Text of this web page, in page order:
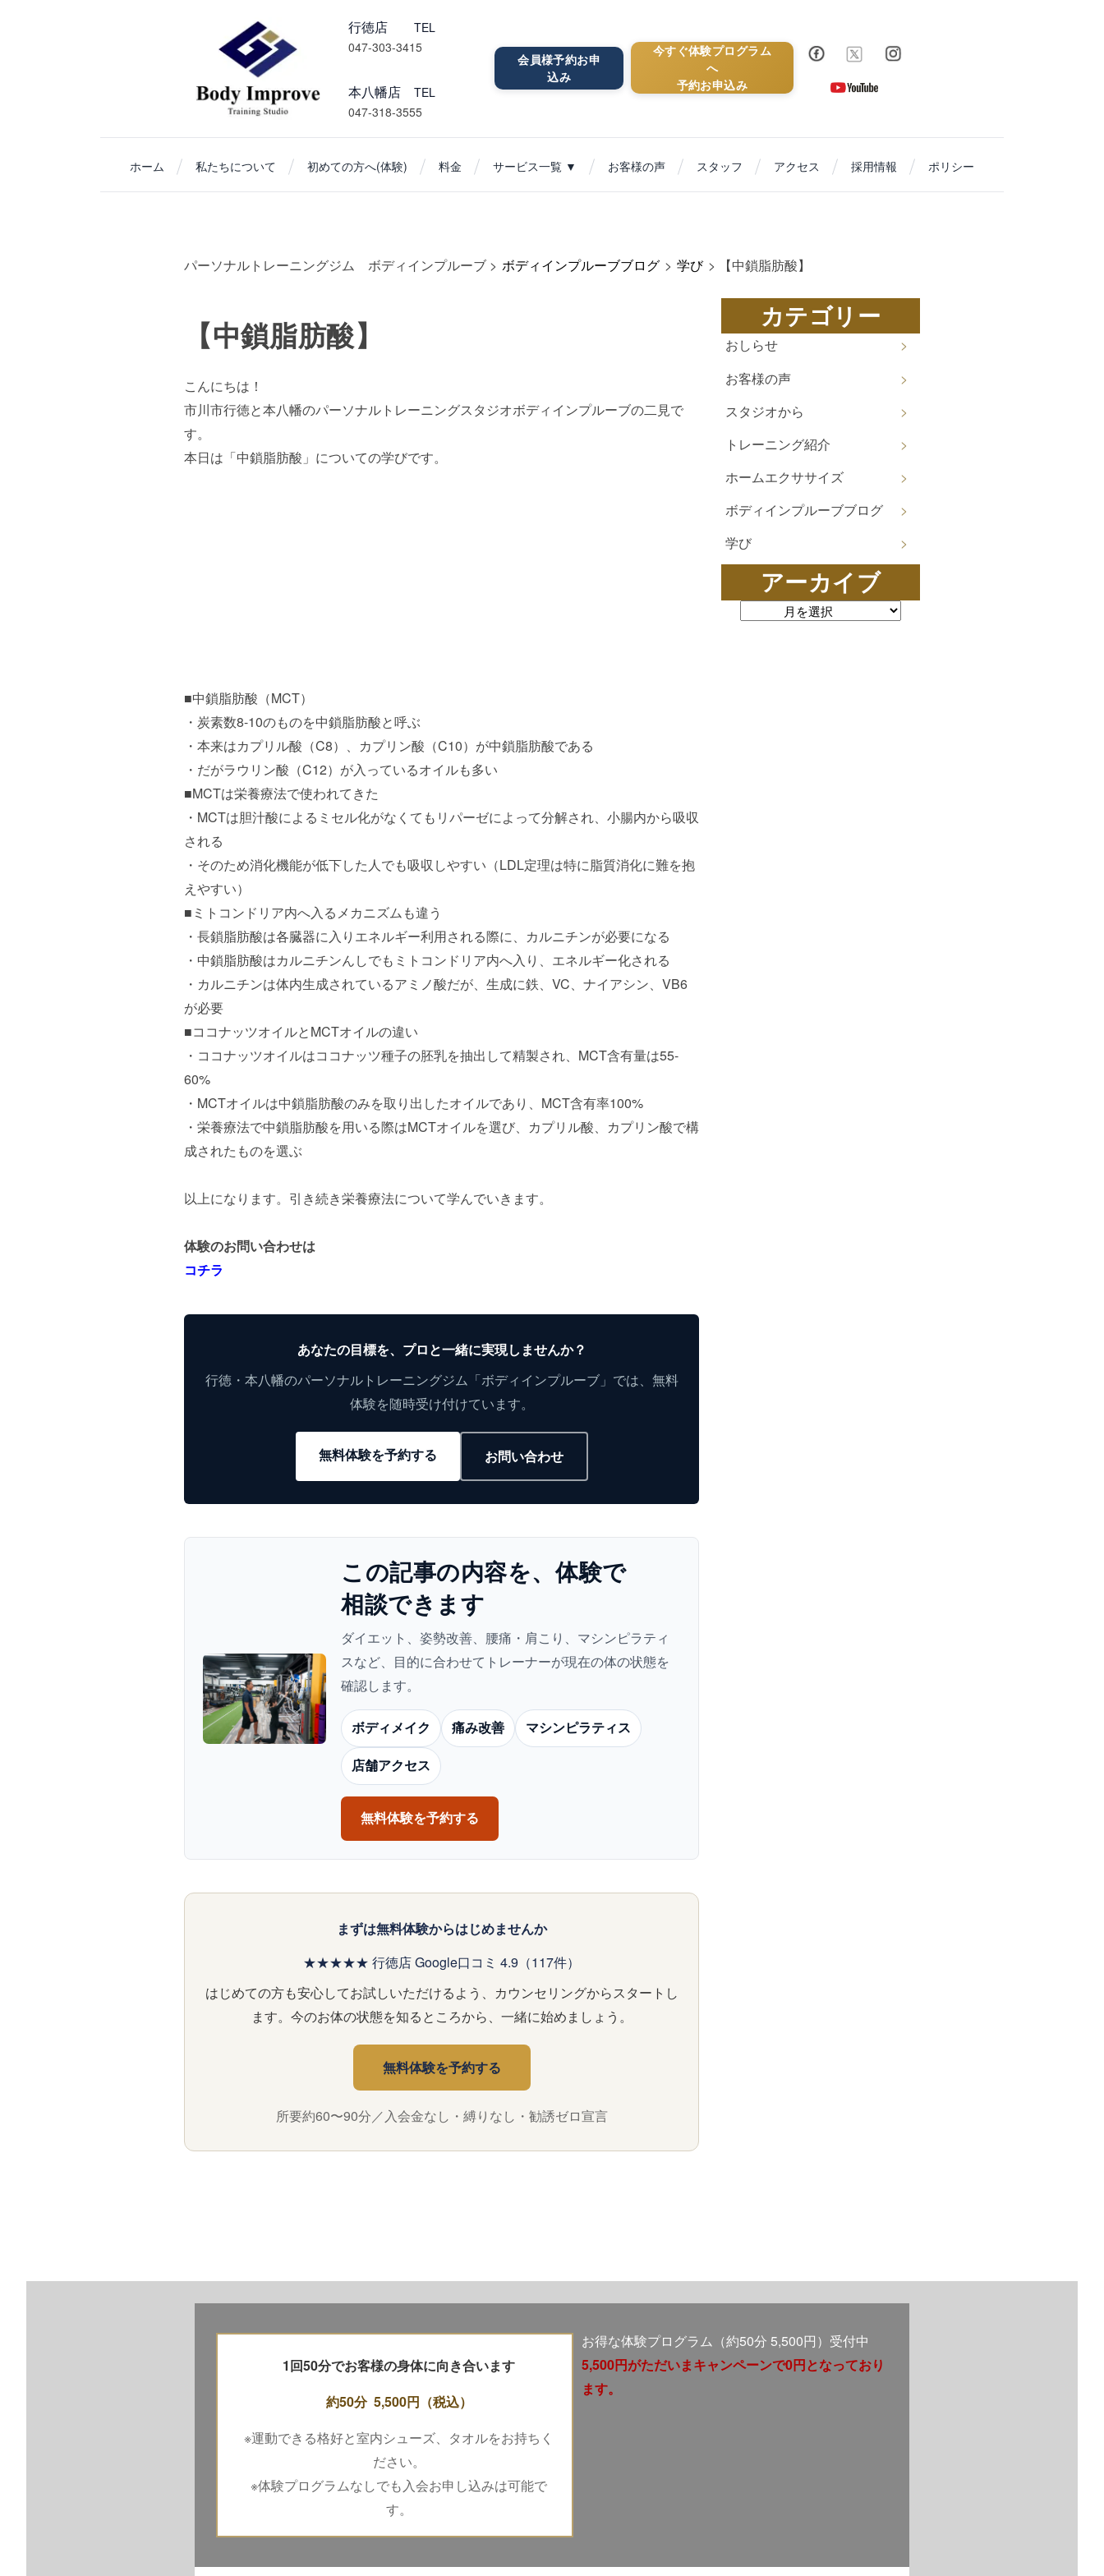
行徳店 TEL
047-303-3415
本八幡店 TEL
047-318-3555
会員様予約お申
込み
今すぐ体験プログラム
へ
予約お申込み
ホーム 私たちについて 初めての方へ(体験) 料金 サービス一覧 ▼ お客様の声 スタッフ アクセス 採用情報 ポリシー
パーソナルトレーニングジム ボディインプルーブ > ボディインプルーブブログ > 学び > 【中鎖脂肪酸】
【中鎖脂肪酸】
こんにちは！
市川市行徳と本八幡のパーソナルトレーニングスタジオボディインプルーブの二見で
す。
本日は「中鎖脂肪酸」についての学びです。
■中鎖脂肪酸（MCT）
・炭素数8-10のものを中鎖脂肪酸と呼ぶ
・本来はカプリル酸（C8）、カプリン酸（C10）が中鎖脂肪酸である
・だがラウリン酸（C12）が入っているオイルも多い
■MCTは栄養療法で使われてきた
・MCTは胆汁酸によるミセル化がなくてもリパーゼによって分解され、小腸内から吸収
される
・そのため消化機能が低下した人でも吸収しやすい（LDL定理は特に脂質消化に難を抱
えやすい）
■ミトコンドリア内へ入るメカニズムも違う
・長鎖脂肪酸は各臓器に入りエネルギー利用される際に、カルニチンが必要になる
・中鎖脂肪酸はカルニチンんしでもミトコンドリア内へ入り、エネルギー化される
・カルニチンは体内生成されているアミノ酸だが、生成に鉄、VC、ナイアシン、VB6
が必要
■ココナッツオイルとMCTオイルの違い
・ココナッツオイルはココナッツ種子の胚乳を抽出して精製され、MCT含有量は55-
60%
・MCTオイルは中鎖脂肪酸のみを取り出したオイルであり、MCT含有率100%
・栄養療法で中鎖脂肪酸を用いる際はMCTオイルを選び、カプリル酸、カプリン酸で構
成されたものを選ぶ
以上になります。引き続き栄養療法について学んでいきます。
体験のお問い合わせは
コチラ
あなたの目標を、プロと一緒に実現しませんか？
行徳・本八幡のパーソナルトレーニングジム「ボディインプルーブ」では、無料
体験を随時受け付けています。
無料体験を予約する お問い合わせ
この​記事の​内容を、​体験で​
相談できます
ダイエット、姿勢改善、腰痛・肩こり、マシンピラティ
スなど、目的に合わせてトレーナーが現在の体の状態を
確認します。
ボディメイク 痛み改善 マシンピラティス
店舗アクセス
無料体験を予約する
まずは無料体験からはじめませんか
★★★★★ 行徳店 Google口コミ 4.9（117件）
はじめての方も安心してお試しいただけるよう、カウンセリングからスタートし
ます。今のお体の状態を知るところから、一緒に始めましょう。
無料体験を予約する
所要約60〜90分／入会金なし・縛りなし・勧誘ゼロ宣言
カテゴリー
おしらせ
お客様の声
スタジオから
トレーニング紹介
ホームエクササイズ
ボディインプルーブブログ
学び
アーカイブ
アーカイブ
1回50分でお客様の身体に向き合います
約50分 5,500円 （税込）
※運動できる格好と室内シューズ、タオルをお持ちく
ださい。
※体験プログラムなしでも入会お申し込みは可能で
す。
お得な体験プログラム（約50分 5,500円）受付中
5,500円がただいまキャンペーンで0円となっており
ます。